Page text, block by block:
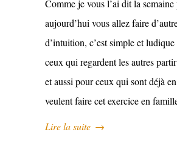
Comme je vous l’ai dit la semaine
aujourd’hui vous allez faire
d’intuition, c’est simple et
ceux qui regardent les autres
et aussi pour ceux qui sont déjà
veulent faire cet exercice en
Lire la suite →